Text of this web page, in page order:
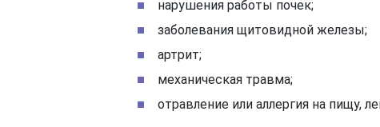
нарушения работы почек;
заболевания щитовидной железы;
артрит;
механическая травма;
отравление или аллергия на пищу,